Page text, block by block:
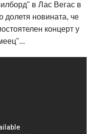
в Лас Вегас в
долетя новината, че
концерт у